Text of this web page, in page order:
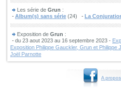
Les série de Grun :
Album(s) sans série (24) La
Exposition de Grun :
du 23 aout 2023 au 16 septembre 2023 -
Exposition Philippe Gauckler, Grun et Philippe
Joël Parnotte
A